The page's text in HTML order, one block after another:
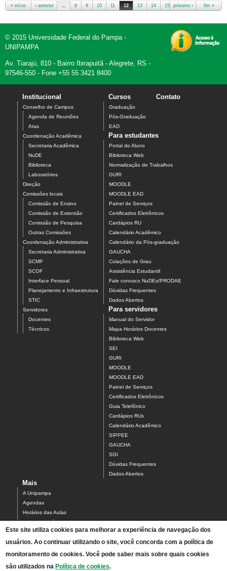
« início ‹ anterior … 8 9 10 11 12 13 14 15 16
próximo › fim »
© 2015 Universidade Federal do Pampa -
UNIPAMPA
Av. Tiarajú, 810 - Bairro Ibirapuitã - Alegrete, RS -
97546-550 - Fone +55 55 3421 8400
Institucional
Conselho de Campus
Agenda de Reuniões
Atas
Coordenação Acadêmica
Secretaria Acadêmica
NuDE
Biblioteca
Laboratórios
Direção
Comissões locais
Comissão de Ensino
Comissão de Extensão
Comissão de Pesquisa
Outras Comissões
Coordenação Administrativa
Secretaria Administrativa
SCMP
SCOF
Interface Pessoal
Planejamento e Infraestrutura
STIC
Servidores
Docentes
Técnicos
Cursos
Graduação
Pós-Graduação
EAD
Contato
Para estudantes
Portal do Aluno
Biblioteca Web
Normalização de Trabalhos
GURI
MOODLE
MOODLE EAD
Painel de Serviços
Certificados Eletrônicos
Cardápios RU
Calendário Acadêmico
Calendário da Pós-graduação
GAUCHA
Colações de Grau
Assistência Estudantil
Fale conosco NuDEs/PRODAE
Dúvidas Frequentes
Dados Abertos
Para servidores
Manual do Servidor
Mapa Horários Docentes
Biblioteca Web
SEI
GURI
MOODLE
MOODLE EAD
Painel de Serviços
Certificados Eletrônicos
Guia Telefônico
Cardápios RUs
Calendário Acadêmico
SIPPEE
GAUCHA
SGI
Dúvidas Frequentes
Dados Abertos
Mais
A Unipampa
Agendas
Horários das Aulas
Centro Acadêmico do Campus Alegrete
Estrutura Organizacional
PDI 2019-2023
Orientações de segurança
Este site utiliza cookies para melhorar a experiência de navegação dos
usuários. Ao continuar utilizando o site, você concorda com a política de
monitoramento de cookies. Você pode saber mais sobre quais cookies
são utilizados na Política de cookies.